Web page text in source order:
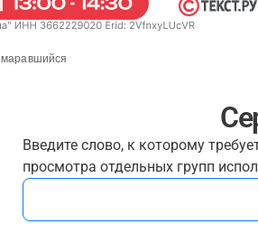
маравшийся
Введите слово, к которому
просмотра отдельных групп